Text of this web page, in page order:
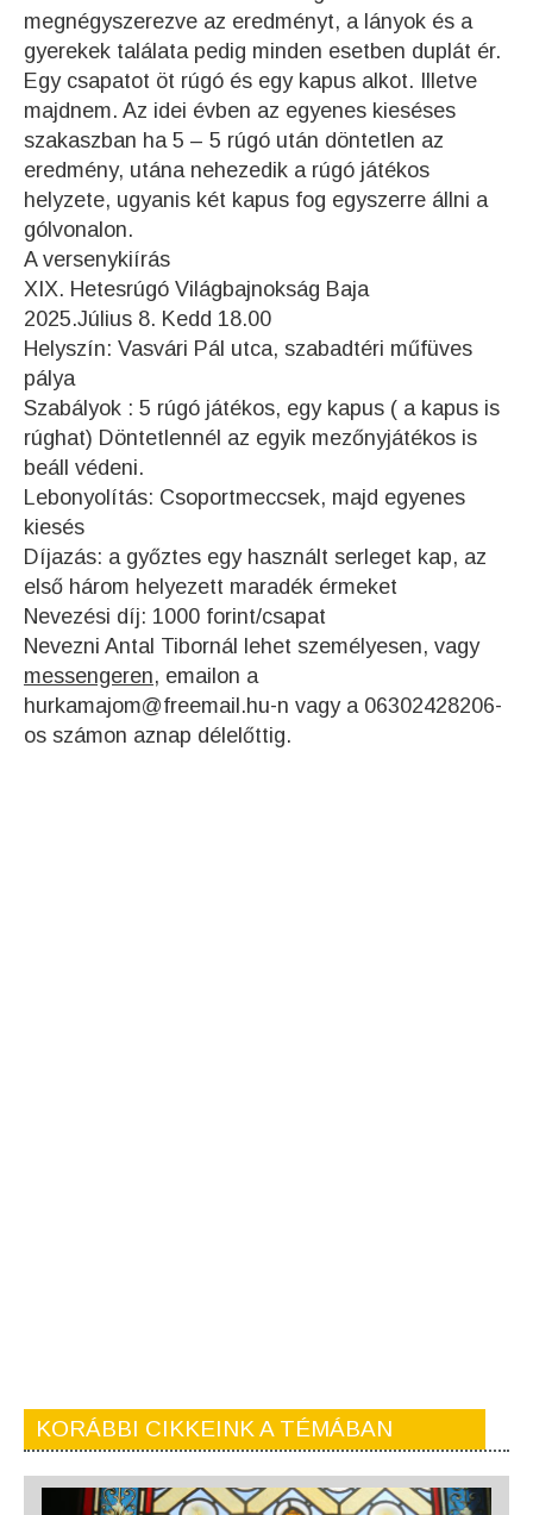
megnégyszerezve az eredményt, a lányok és a
gyerekek találata pedig minden esetben duplát ér.
Egy csapatot öt rúgó és egy kapus alkot. Illetve
majdnem. Az idei évben az egyenes kieséses
szakaszban ha 5 – 5 rúgó után döntetlen az
eredmény, utána nehezedik a rúgó játékos
helyzete, ugyanis két kapus fog egyszerre állni a
gólvonalon.
A versenykiírás
XIX. Hetesrúgó Világbajnokság Baja
2025.Július 8. Kedd 18.00
Helyszín: Vasvári Pál utca, szabadtéri műfüves
pálya
Szabályok : 5 rúgó játékos, egy kapus ( a kapus is
rúghat) Döntetlennél az egyik mezőnyjátékos is
beáll védeni.
Lebonyolítás: Csoportmeccsek, majd egyenes
kiesés
Díjazás: a győztes egy használt serleget kap, az
első három helyezett maradék érmeket
Nevezési díj: 1000 forint/csapat
Nevezni Antal Tibornál lehet személyesen, vagy
messengeren, emailon a
hurkamajom@freemail.hu-n vagy a 06302428206-
os számon aznap délelőttig.
KORÁBBI CIKKEINK A TÉMÁBAN